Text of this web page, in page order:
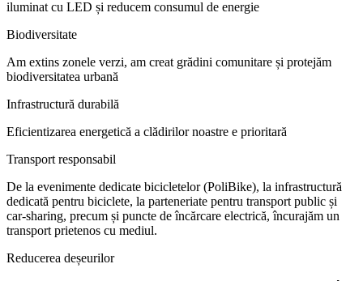
iluminat cu LED și reducem consumul de energie
Biodiversitate
Am extins zonele verzi, am creat grădini comunitare și protejăm
biodiversitatea urbană
Infrastructură durabilă
Eficientizarea energetică a clădirilor noastre e prioritară
Transport responsabil
De la evenimente dedicate bicicletelor (PoliBike), la infrastructură
dedicată pentru biciclete, la parteneriate pentru transport public și
car-sharing, precum și puncte de încărcare electrică, încurajăm un
transport prietenos cu mediul.
Reducerea deșeurilor